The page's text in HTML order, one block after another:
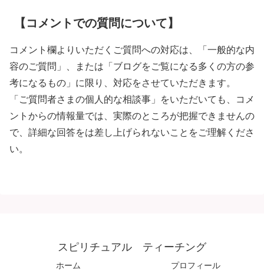
【コメントでの質問について】
コメント欄よりいただくご質問への対応は、「一般的な内
容のご質問」、または「ブログをご覧になる多くの方の参
考になるもの」に限り、対応をさせていただきます。
「ご質問者さまの個人的な相談事」をいただいても、コメ
ントからの情報量では、実際のところが把握できませんの
で、詳細な回答をは差し上げられないことをご理解くださ
い。
スピリチュアル ティーチング
ホーム プロフィール